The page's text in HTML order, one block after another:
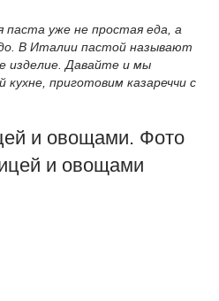
паста уже не простая еда, а
В Италии пастой называют
изделие. Давайте и мы
кухне, приготовим казареччи с
и овощами. Фото